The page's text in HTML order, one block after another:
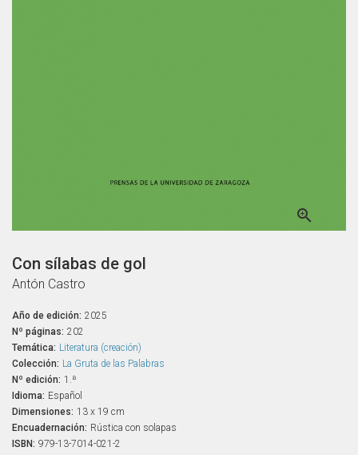

Con sílabas de gol
Antón Castro
Año de edición: 2025
Nº páginas: 202
Temática: Literatura (creación)
Colección: La Gruta de las Palabras
Nº edición: 1.ª
Idioma: Español
Dimensiones: 13 x 19 cm
Encuadernación: Rústica con solapas
ISBN: 979-13-7014-021-2